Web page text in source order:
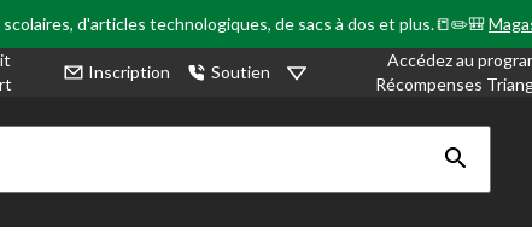
d'articles technologiques, de sacs à dos et plus.📒✏️🎒
Inscription Soutien
Accédez au
Récompenses